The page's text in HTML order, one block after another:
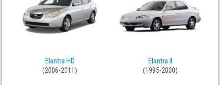
Elantra HD
(2006-2011)
Elantra II
(1995-2000)